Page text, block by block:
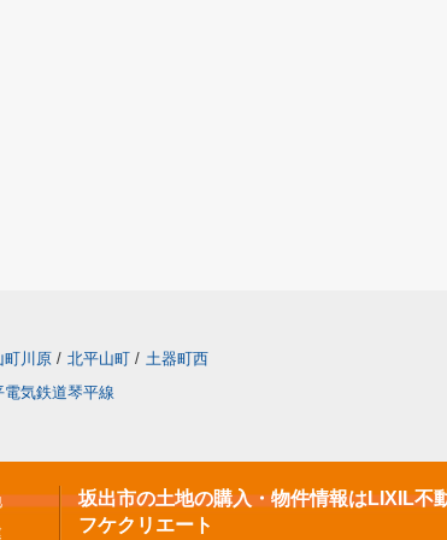
町川原 / 北平山町 / 土器町西
電気鉄道琴平線
坂出市の土地の購入・物件情報はLIXIL不
フケクリエート